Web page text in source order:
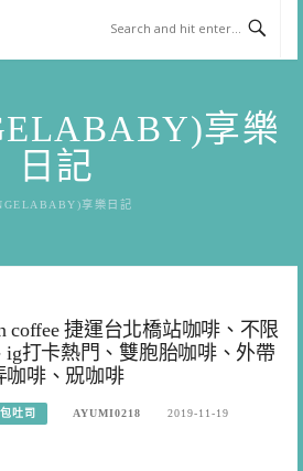
享樂
日記
享樂日記
coffee 捷運台北橋站咖啡、不限
ig打卡熱門、雙胞胎咖啡、外帶
咖啡、㒭咖啡
吐司 AYUMI0218 2019-11-19